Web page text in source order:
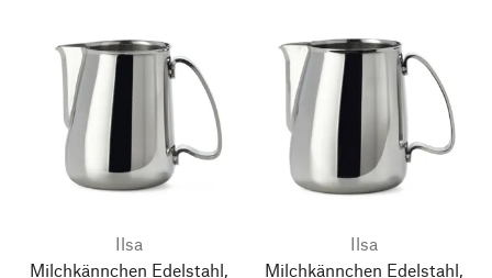
Ilsa
Milchkännchen Edelstahl,
Ilsa
Milchkännchen Edelstahl,